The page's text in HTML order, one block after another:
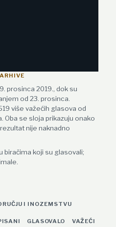
prosinca 2019., dok su
od 23. prosinca.
više važećih glasova od
Oba se sloja prikazuju onako
nije naknadno
biračima koji su glasovali;
I INOZEMSTVU
GLASOVALO VAŽEĆI